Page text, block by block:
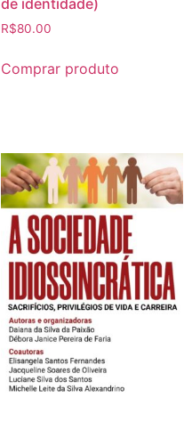
de identidade)
R$80.00
Comprar produto